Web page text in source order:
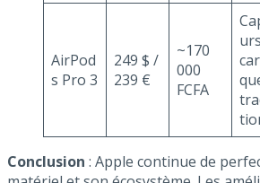
AirPod
s Pro 3
249 $ /
239 €
~170
000
FCFA
urs
Conclusion : Apple continue de